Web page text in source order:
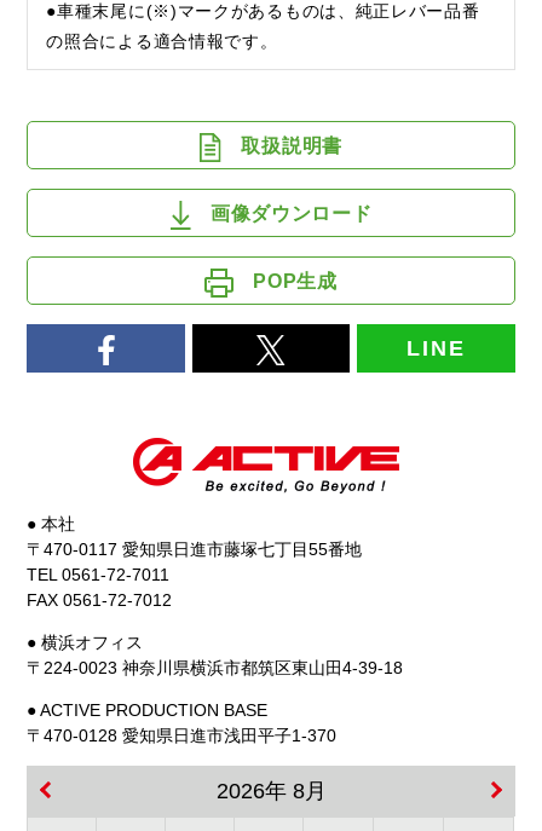
●車種末尾に(※)マークがあるものは、純正レバー品番
の照合による適合情報です。
取扱説明書
画像ダウンロード
POP生成
LINE
● 本社
〒470-0117 愛知県日進市藤塚七丁目55番地
TEL 0561-72-7011
FAX 0561-72-7012
● 横浜オフィス
〒224-0023 神奈川県横浜市都筑区東山田4-39-18
● ACTIVE PRODUCTION BASE
〒470-0128 愛知県日進市浅田平子1-370
2026年 8月